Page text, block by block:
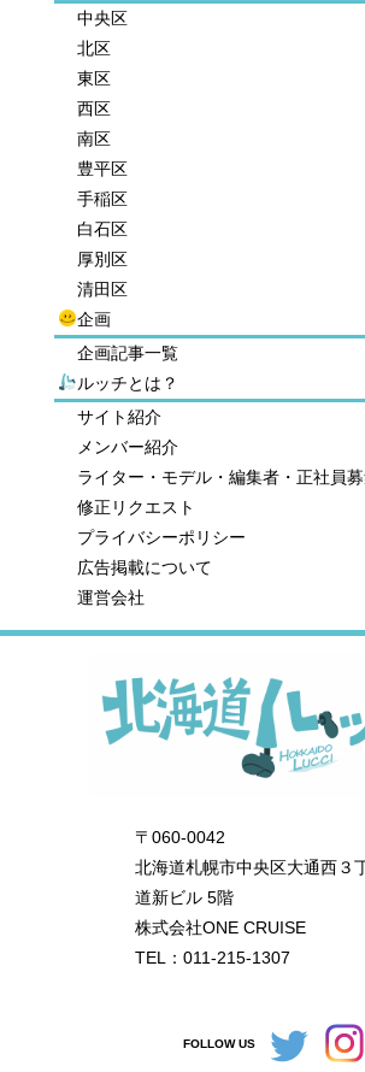
中央区
北区
東区
西区
南区
豊平区
手稲区
白石区
厚別区
清田区
企画
企画記事一覧
ルッチとは？
サイト紹介
メンバー紹介
ライター・モデル・編集者・正社員
修正リクエスト
プライバシーポリシー
広告掲載について
運営会社
〒060-0042
北海道札幌市中央区大通西３
道新ビル 5階
株式会社ONE CRUISE
TEL：011-215-1307
FOLLOW US